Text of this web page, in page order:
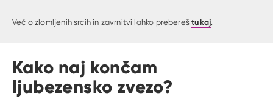
Več o zlomljenih srcih in zavrnitvi lahko prebereštukaj.
Kako naj končam
ljubezensko zvezo?